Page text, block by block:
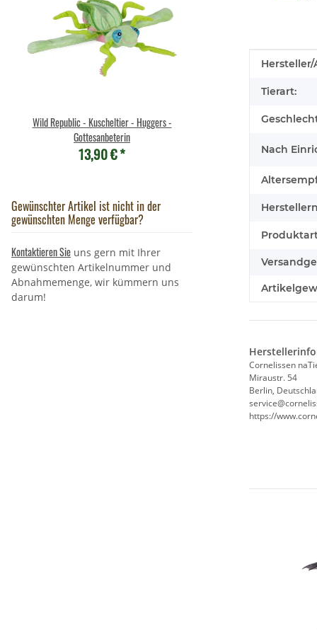
Wert
Tierart:
Nach
Cornelissen
Miraustr. 54
Berlin,
https://
Wild Republic - Kuscheltier - Huggers -
Gottesanbeterin
13,90 €*
Brixies Baustein
Gewünschter Artikel ist nicht in der
gewünschten Menge verfügbar?
Kontaktieren Sie uns gern mit Ihrer
gewünschten Artikelnummer und
Abnahmemenge, wir kümmern uns
darum!